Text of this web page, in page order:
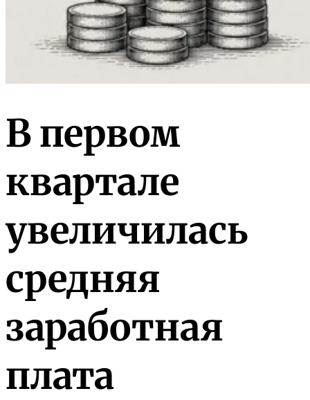
В первом
квартале
увеличилась
средняя
заработная
плата